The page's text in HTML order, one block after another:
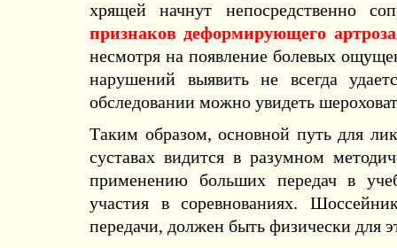
хрящей начнут непосредственно
признаков деформирующего артроза
несмотря на появление болевых
нарушений выявить не всегда
обследовании можно увидеть
Таким образом, основной путь для
суставах видится в разумном
применению больших передач в
участия в соревнованиях.
передачи, должен быть физически для